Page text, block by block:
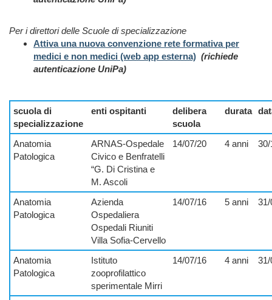
Per i direttori delle Scuole di specializzazione
Attiva una nuova convenzione rete formativa per
medici e non medici (web app esterna) (richiede
autenticazione UniPa)
scuola di
specializzazione
enti ospitanti
delibera
scuola
durata
Anatomia
Patologica
ARNAS-Ospedale
Civico e Benfratelli
“G. Di Cristina e
M. Ascoli
14/07/20 4 anni 30/
Anatomia
Patologica
Azienda
Ospedaliera
Ospedali Riuniti
Villa Sofia-Cervello
14/07/16 5 anni 31/
Anatomia
Patologica
Istituto
zooprofilattico
sperimentale Mirri
14/07/16 4 anni 31/